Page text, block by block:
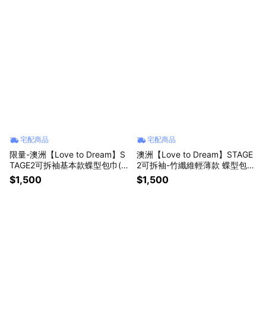
宅配商品
限量-澳洲【Love to Dream】S
TAGE2可拆袖基本款蝶型包巾(無
尾熊)
$1,500
宅配商品
澳洲【Love to Dream】STAGE
2可拆袖-竹纖維輕薄款 蝶型包巾
(3-9個月)
$1,500